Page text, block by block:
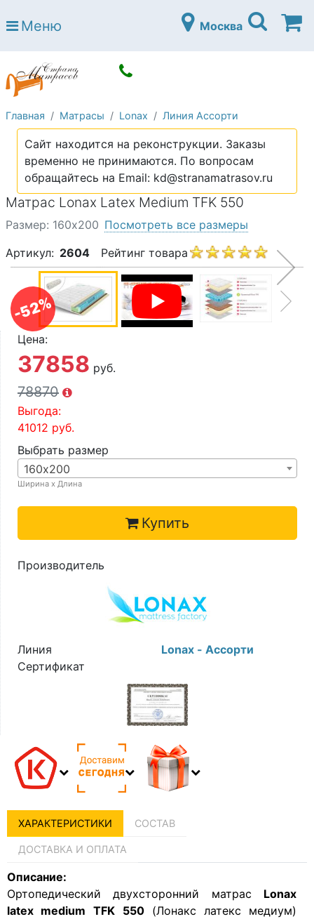
Страна матрасов
Open submenu (Матрасы)
Open submenu (Кровати)
Кровати
Open submenu (Аксессуары)
Open submenu (Диваны)
Диваны
Open submenu (Постельное белье)
Постельное белье
Open submenu (Мебель)
Мебель
Open submenu (Основания)
Основания
Open submenu (Детские матрасы)
Open submenu (Детские кровати)
Детские кровати
Open submenu (Шкафы)
Шкафы
О компании
Доставка по городу
Меню Москва
Главная Матрасы Lonax Линия Ассорти
Сайт находится на реконструкции. Заказы
временно не принимаются. По вопросам
обращайтесь на Email: kd@stranamatrasov.ru
Матрас Lonax Latex Medium TFK 550
-52%
Размер: 160х200 Посмотреть все размеры
Артикул: 2604 Рейтинг товара
Цена:
37858 руб.
78870
Выгода:
41012 руб.
Выбрать размер
160х200
Ширина х Длина
Купить
Производитель
Линия
Lonax - Ассорти
Сертификат
ХАРАКТЕРИСТИКИ СОСТАВ
ДОСТАВКА И ОПЛАТА
Описание:
Ортопедический двухсторонний матрас Lonax
latex medium
TFK 550(Лонакс латекс медиум)